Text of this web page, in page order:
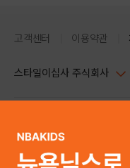
고객센터 이용약관
스타일이십사 주식회사
주소 : 서울시 강남구 논현로 633, 6
사업자등록번호 : 116-81-32499
통신판매업신고번호 : 제 2024-서
스타일24 고객센터 1544-5336
평일 09:00~ 18:00 (토/일/공휴일 휴무)